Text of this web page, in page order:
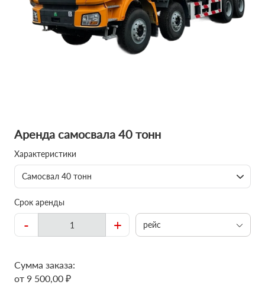
Аренда самосвала 40 тонн
Характеристики
Самосвал 40 тонн
Срок аренды
- + рейс
Сумма заказа:
от 9 500,00 ₽